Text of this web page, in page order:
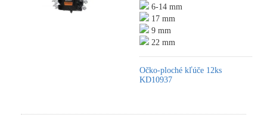
6-14 mm
17 mm
9 mm
22 mm
Očko-ploché kľúče 12ks
KD10937